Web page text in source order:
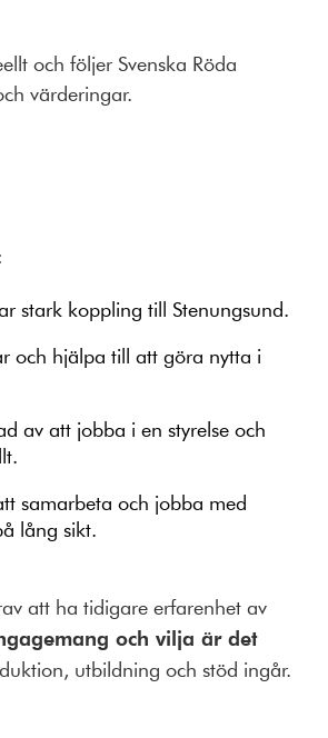
och följer Svenska Röda
värderingar.
stark koppling till Stenungsund.
och hjälpa till att göra nytta i
av att jobba i en styrelse och
samarbeta och jobba med
lång sikt.
att ha tidigare erfarenhet av
och vilja är det
utbildning och stöd ingår.